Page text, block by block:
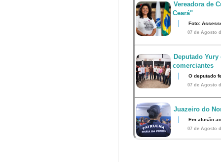
Vereadora de
Ceará"
Foto:
07 de Agosto
Deputado
comerciantes
O deputado
07 de Agosto
Juazeiro do
Em alusão
07 de Agosto